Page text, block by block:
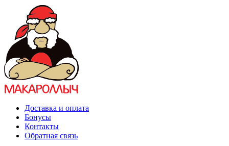
Доставка и оплата
Бонусы
Контакты
Обратная связь